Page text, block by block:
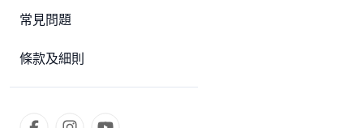
常見問題
條款及細則